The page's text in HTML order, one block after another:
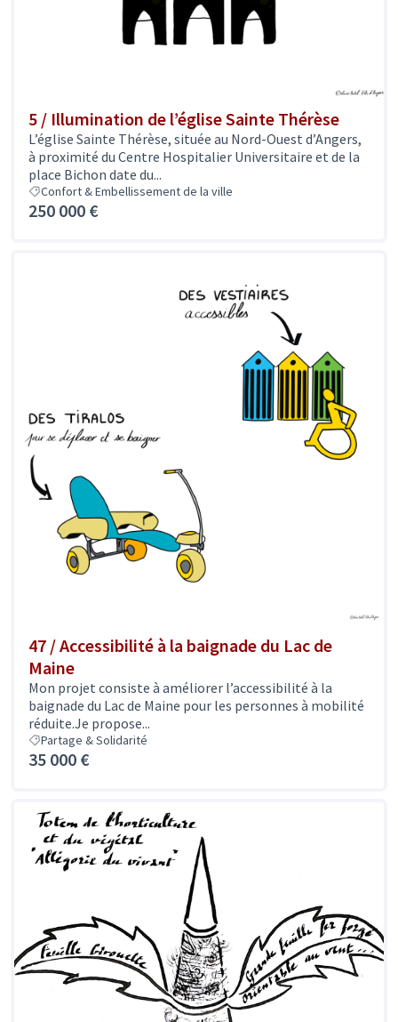
5 / Illumination de l’église Sainte Thérèse
L’église Sainte Thérèse, située au Nord-Ouest d’Angers,
à proximité du Centre Hospitalier Universitaire et de la
place Bichon date du...
Confort & Embellissement de la ville
250 000 €
47 / Accessibilité à la baignade du Lac de
Maine
Mon projet consiste à améliorer l’accessibilité à la
baignade du Lac de Maine pour les personnes à mobilité
réduite.Je propose...
Partage & Solidarité
35 000 €